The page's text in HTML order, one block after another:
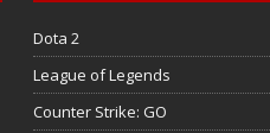
Dota 2
League of Legends
Counter Strike: GO